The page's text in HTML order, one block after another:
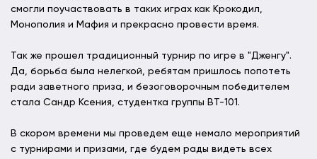
смогли поучаствовать в таких играх как Крокодил,
Монополия и Мафия и прекрасно провести время.
Так же прошел традиционный турнир по игре в "Дженгу".
Да, борьба была нелегкой, ребятам пришлось попотеть
ради заветного приза, и безоговорочным победителем
стала Сандр Ксения, студентка группы ВТ-101.
В скором времени мы проведем еще немало мероприятий
с турнирами и призами, где будем рады видеть всех